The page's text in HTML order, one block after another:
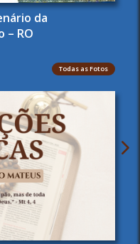
da
– RO
Todas as Fotos